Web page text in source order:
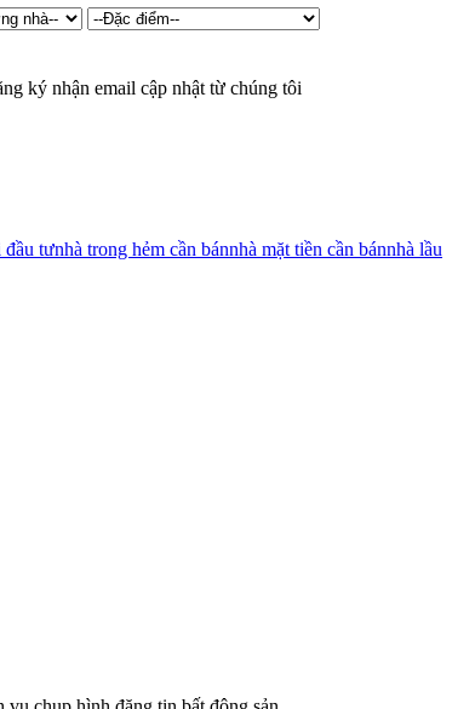
ký nhận email cập nhật từ chúng tôi
đầu tưnhà trong hẻm cần bánnhà mặt tiền cần bánnhà lầu